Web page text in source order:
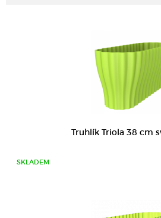
Truhlík Triola 38 cm
SKLADEM